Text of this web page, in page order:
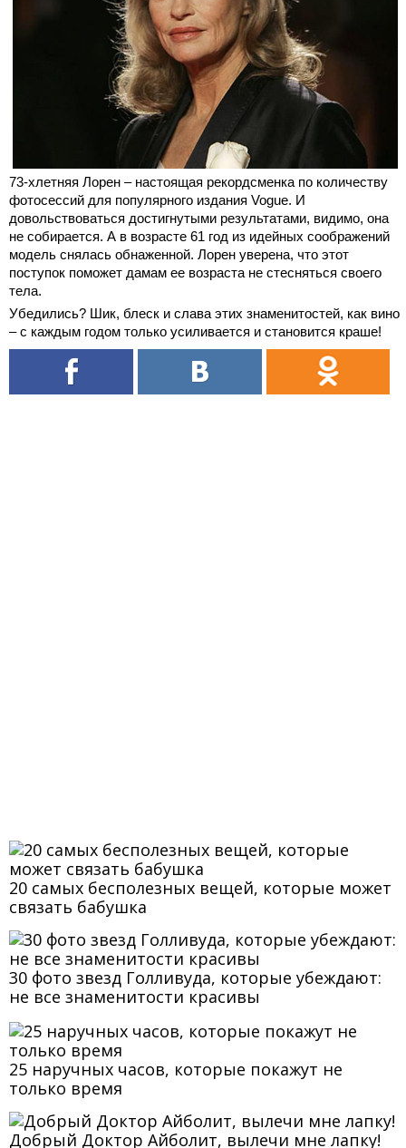
73-хлетняя Лорен – настоящая рекордсменка по количеству
фотосессий для популярного издания Vogue. И
довольствоваться достигнутыми результатами, видимо, она
не собирается. А в возрасте 61 год из идейных соображений
модель снялась обнаженной. Лорен уверена, что этот
поступок поможет дамам ее возраста не стесняться своего
тела.
Убедились? Шик, блеск и слава этих знаменитостей, как вино
– с каждым годом только усиливается и становится краше!
20 самых бесполезных вещей, которые может
связать бабушка
30 фото звезд Голливуда, которые убеждают:
не все знаменитости красивы
25 наручных часов, которые покажут не
только время
Добрый Доктор Айболит, вылечи мне лапку!